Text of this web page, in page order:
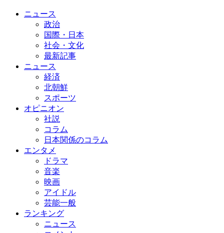
ニュース
政治
国際・日本
社会・文化
最新記事
ニュース
経済
北朝鮮
スポーツ
オピニオン
社説
コラム
日本関係のコラム
エンタメ
ドラマ
音楽
映画
アイドル
芸能一般
ランキング
ニュース